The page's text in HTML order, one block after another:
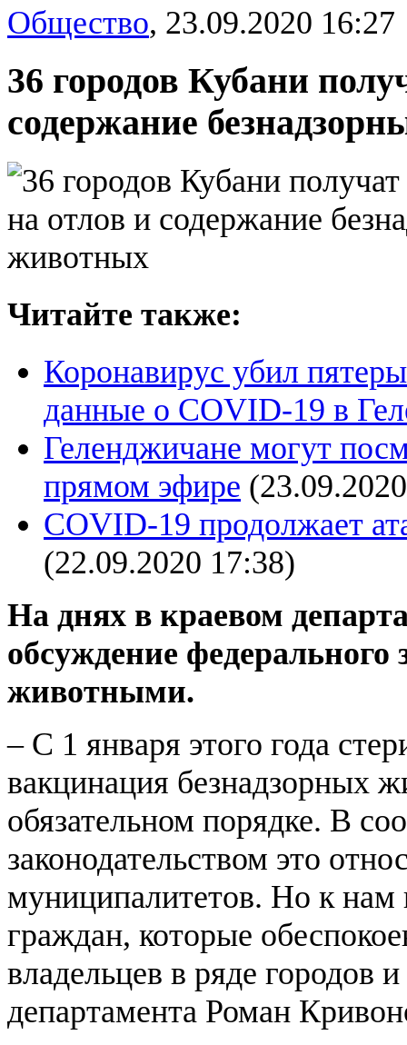
Общество, 23.09.2020 16:27
36 городов Кубани
содержание
Читайте также:
Коронавирус убил
данные о COVID-19 в
Геленджичане могут
прямом эфире
COVID-19 продолжает
(22.09.2020 17:38)
На днях в краевом
обсуждение
животными.
– С 1 января этого года
вакцинация безнадзорных
обязательном порядке. В
законодательством это
муниципалитетов. Но к
граждан, которые
владельцев в ряде городов
департамента Роман